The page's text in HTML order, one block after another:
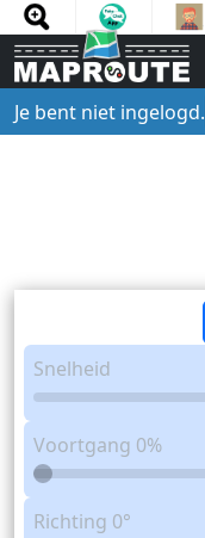
Je bent niet ingelogd.
Snelheid
Voortgang 0%
Richting 0°